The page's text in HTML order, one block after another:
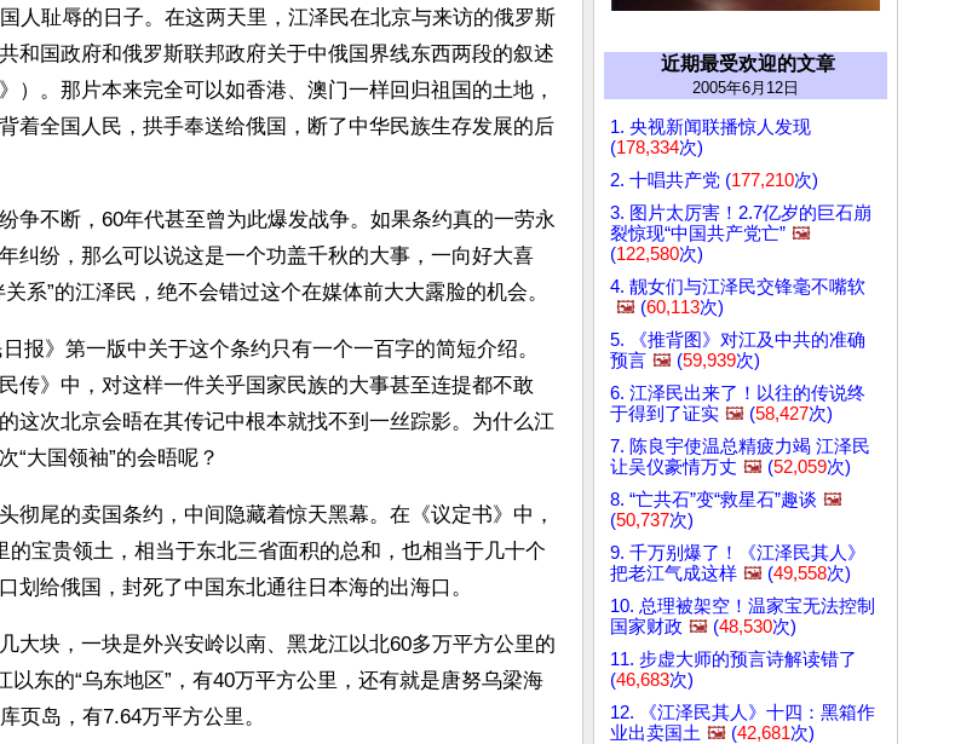
人耻辱的日子。在这两天里，江泽民在北京与来访的俄罗斯
和国政府和俄罗斯联邦政府关于中俄国界线东西两段的叙述
）。那片本来完全可以如香港、澳门一样回归祖国的土地，
着全国人民，拱手奉送给俄国，断了中华民族生存发展的后
争不断，60年代甚至曾为此爆发战争。如果条约真的一劳永
纠纷，那么可以说这是一个功盖千秋的大事，一向好大喜
系”的江泽民，绝不会错过这个在媒体前大大露脸的机会。
报》第一版中关于这个条约只有一个一百字的简短介绍。
传》中，对这样一件关乎国家民族的大事甚至连提都不敢
这次北京会晤在其传记中根本就找不到一丝踪影。为什么江
“大国领袖”的会晤呢？
彻尾的卖国条约，中间隐藏着惊天黑幕。在《议定书》中，
的宝贵领土，相当于东北三省面积的总和，也相当于几十个
划给俄国，封死了中国东北通往日本海的出海口。
大块，一块是外兴安岭以南、黑龙江以北60多万平方公里的
以东的“乌东地区”，有40万平方公里，还有就是唐努乌梁海
页岛，有7.64万平方公里。
近期最受欢迎的文章
2005年6月12日
1. 央视新闻联播惊人发现
(178,334次)
2. 十唱共产党 (177,210次)
3. 图片太厉害！2.7亿岁的巨石崩
裂惊现“中国共产党亡” 🖼️
(122,580次)
4. 靓女们与江泽民交锋毫不嘴软
🖼️ (60,113次)
5. 《推背图》对江及中共的准确
预言 🖼️ (59,939次)
6. 江泽民出来了！以往的传说终
于得到了证实 🖼️ (58,427次)
7. 陈良宇使温总精疲力竭 江泽民
让吴仪豪情万丈 🖼️ (52,059次)
8. “亡共石”变“救星石”趣谈 🖼️
(50,737次)
9. 千万别爆了！《江泽民其人》
把老江气成这样 🖼️ (49,558次)
10. 总理被架空！温家宝无法控制
国家财政 🖼️ (48,530次)
11. 步虚大师的预言诗解读错了
(46,683次)
12. 《江泽民其人》十四：黑箱作
业出卖国土 🖼️ (42,681次)